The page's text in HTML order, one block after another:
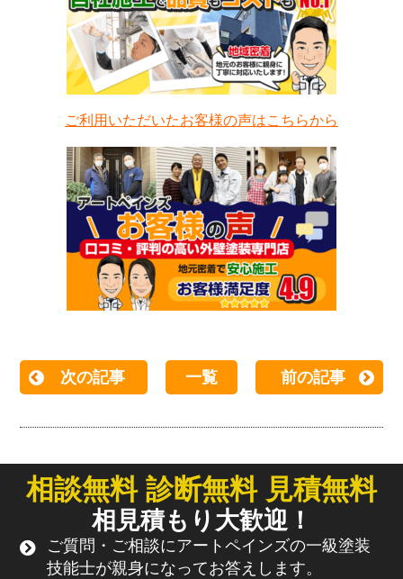
ご利用いただいたお客様の声はこちらから
次の記事 一覧 前の記事
相談無料 診断無料 見積無料
相見積もり大歓迎！
ご質問・ご相談にアートペインズの一級塗装
技能士が親身になってお答えします。